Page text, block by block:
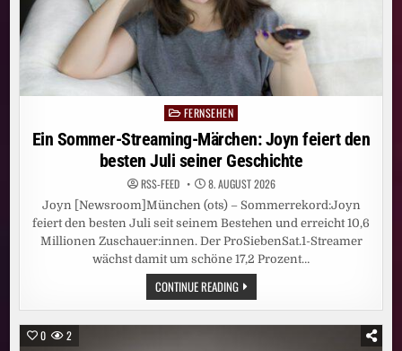
Posted
in
FERNSEHEN
Ein Sommer-Streaming-Märchen: Joyn feiert den
besten Juli seiner Geschichte
RSS-FEED 8. AUGUST 2026
Joyn [Newsroom]München (ots) – Sommerrekord:Joyn
feiert den besten Juli seit seinem Bestehen und erreicht 10,6
Millionen Zuschauer:innen. Der ProSiebenSat.1-Streamer
wächst damit um schöne 17,2 Prozent…
CONTINUE READINGEIN
SOMMER-
STREAMING-
MÄRCHEN:
0 2